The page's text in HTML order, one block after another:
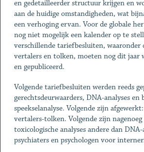
en gedetailleerder structuur krijgen en
aan de huidige omstandigheden, wat
een verhoging ervan. Voor de globale
nog niet mogelijk een kalender op te
verschillende tariefbesluiten, waaronder
vertalers en tolken, moeten nog dit jaar
en gepubliceerd.
Volgende tariefbesluiten werden reeds
gerechtsdeurwaarders, DNA-analyses en
speekselanalyse. Volgende zijn
vertalers-tolken. Volgende zijn
toxicologische analyses andere dan DNA-
psychiaters en psychologen voor